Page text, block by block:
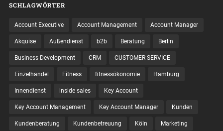
SCHLAGWÖRTER
Account Executive Account Management Account Manager
Akquise Außendienst b2b Beratung Berlin
Business Development CRM CUSTOMER SERVICE
Einzelhandel Fitness fitnessökonomie Hamburg
Innendienst inside sales Key Account
Key Account Management Key Account Manager Kunden
Kundenberatung Kundenbetreuung Köln Marketing